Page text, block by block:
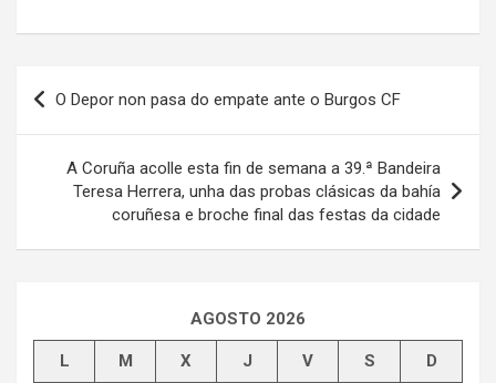
Navegación
de
entradas
O Depor non pasa do empate ante o Burgos CF
A Coruña acolle esta fin de semana a 39.ª Bandeira
Teresa Herrera, unha das probas clásicas da bahía
coruñesa e broche final das festas da cidade
AGOSTO 2026
L M X J V S D